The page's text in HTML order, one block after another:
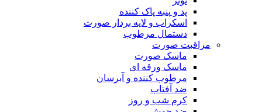
پد و پنبه پاک کننده
اسکراب و لایه بردار صورت
دستمال مرطوب
مراقبت صورت
ماسک صورت
ماسک ورقه ای
مرطوب کننده و آبرسان
ضد آفتاب
کرم شب و روز